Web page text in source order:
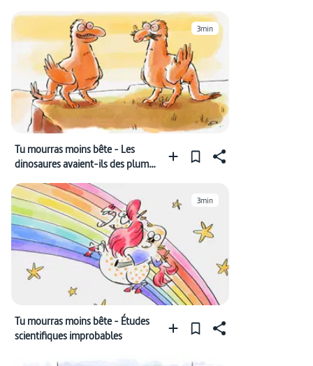
3min
Tu mourras moins bête - Les
dinosaures avaient-ils des plumes
3min
Tu mourras moins bête - Études
scientifiques improbables